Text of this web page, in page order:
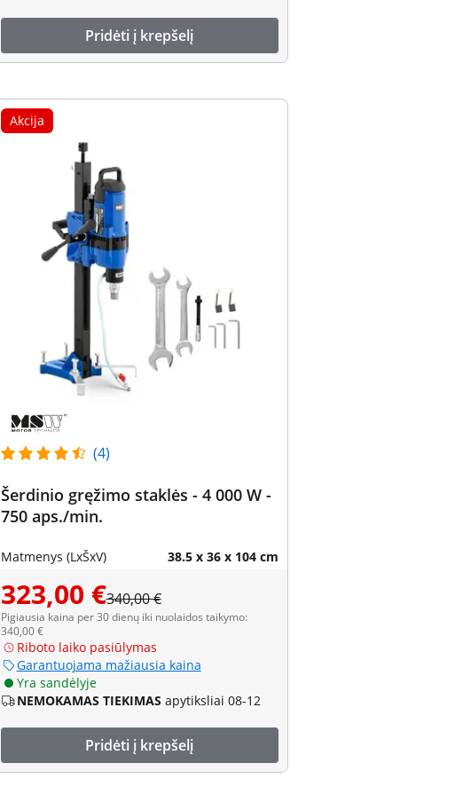
Pridėti į krepšelį
Akcija
(4)
Šerdinio gręžimo staklės - 4 000 W -
750 aps./min.
Matmenys (LxŠxV) 38.5 x 36 x 104 cm
323,00 €340,00 €
Pigiausia kaina per 30 dienų iki nuolaidos taikymo:
340,00 €
Riboto laiko pasiūlymas
Garantuojama mažiausia kaina
Yra sandėlyje
NEMOKAMAS TIEKIMAS apytiksliai 08-12
Pridėti į krepšelį